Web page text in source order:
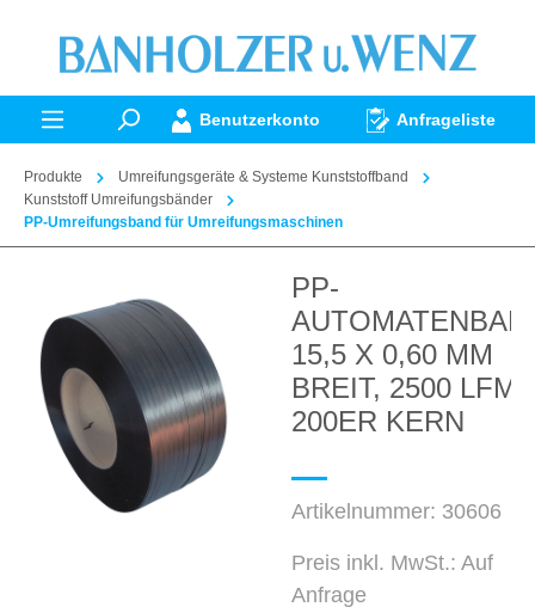
springen
Benutzerkonto Anfrageliste
Produkte
Umreifungsgeräte & Systeme Kunststoffband
Kunststoff Umreifungsbänder
PP-Umreifungsband für Umreifungsmaschinen
PP-
15,5 X 0,60 MM
BREIT, 2500 LFM,
200ER KERN
Artikelnummer: 30606
Preis inkl. MwSt.: Auf
Anfrage